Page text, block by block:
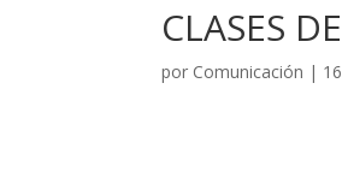
CLASES
por Comunicación |